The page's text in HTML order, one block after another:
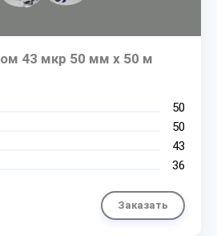
43 мкр 50 мм х 50 м
50
50
43
36
Заказать